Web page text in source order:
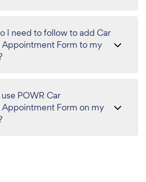
I need to follow to add Car
Form to my
POWR Car
Form on my